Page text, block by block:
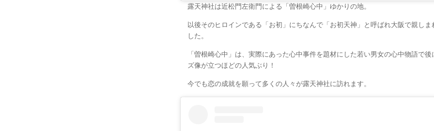
露天神社は近松門左衛門による「曽根崎心中」ゆかりの地。
以後そのヒロインである「お初」にちなんで「お初天神」と呼ばれ大阪で親しま
した。
「曽根崎心中」は、実際にあった心中事件を題材にした若い男女の心中物語で後
ズ像が立つほどの人気ぶり！
今でも恋の成就を願って多くの人々が露天神社に訪れます。